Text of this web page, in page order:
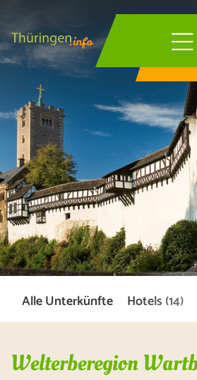
Wonach
Sie?
Alle Unterkünfte Hotels (14)
Welterberegion